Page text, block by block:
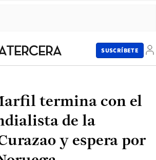
SUSCRÍBETE
termina con el
de la
y espera por